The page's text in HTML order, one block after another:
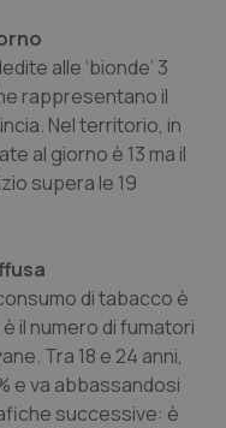
Ulcerosa
neurodegenerative
alle ‘bionde’ 3
rappresentano il
Nel territorio, in
al giorno è 13 ma il
supera le 19
di tabacco è
il numero di fumatori
Tra 18 e 24 anni,
e va abbassandosi
successive: è